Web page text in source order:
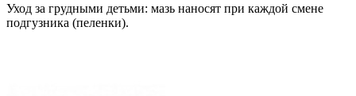
Уход за грудными детьми: мазь наносят при каждой смене
подгузника (пеленки).